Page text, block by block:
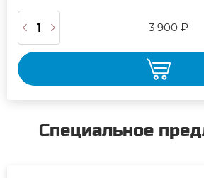
3 900 ₽
Специальное